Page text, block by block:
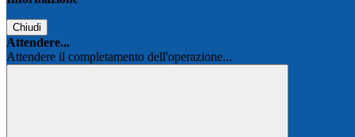
Chiudi
Attendere...
Attendere il completamento dell'operazione...